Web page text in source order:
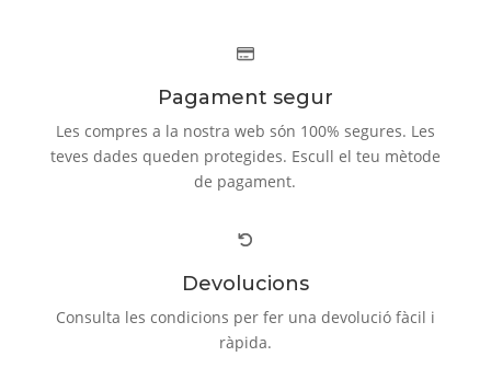
Pagament segur
Les compres a la nostra web són 100% segures. Les
teves dades queden protegides. Escull el teu mètode
de pagament.
Devolucions
Consulta les condicions per fer una devolució fàcil i
ràpida.